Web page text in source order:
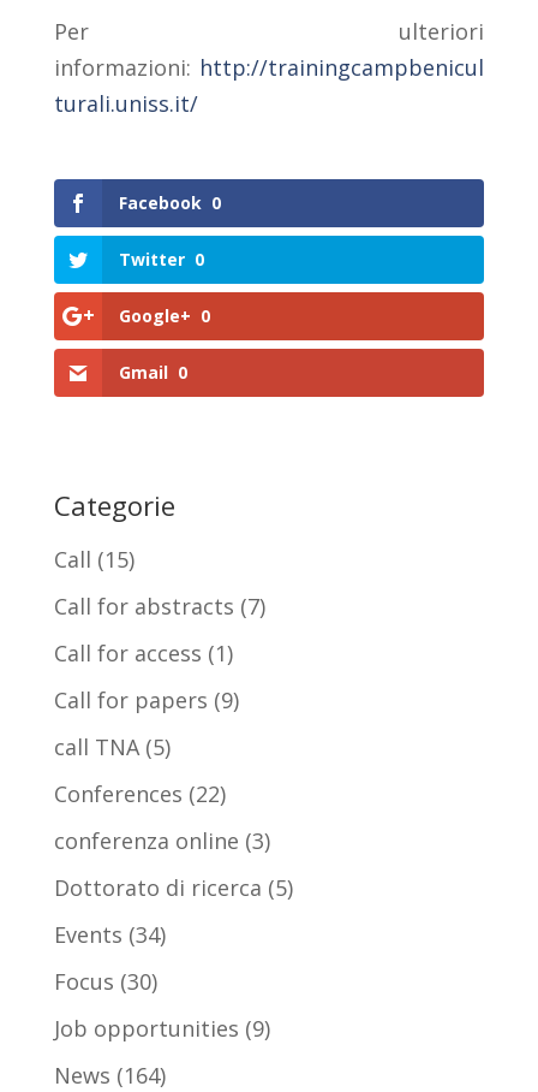
Per ulteriori
informazioni: http://trainingcampbenicul
turali.uniss.it/
Facebook 0
Twitter 0
Google+ 0
Gmail 0
Categorie
Call (15)
Call for abstracts (7)
Call for access (1)
Call for papers (9)
call TNA(5)
Conferences (22)
conferenza online (3)
Dottorato di ricerca (5)
Events (34)
Focus (30)
Job opportunities (9)
News (164)